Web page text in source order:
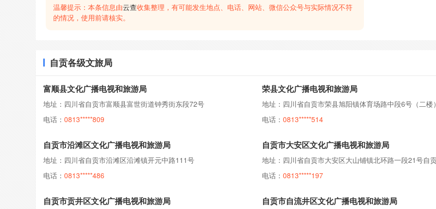
温馨提示：本条信息由云查收集整理，有可能发生地点、电话、网站、微信公众号与实际情况不符
的情况，使用前请核实。
自贡各级文旅局
富顺县文化广播电视和旅游局
地址：四川省自贡市富顺县富世街道钟秀街东段72号
电话： 0813*****809
荣县文化广播电视和旅游局
地址：四川省自贡市荣县旭阳镇体育场路中段6号（二楼）
电话： 0813*****514
自贡市沿滩区文化广播电视和旅游局
地址：四川省自贡市沿滩区沿滩镇开元中路111号
电话： 0813*****486
自贡市大安区文化广播电视和旅游局
电话： 0813*****197
自贡市贡井区文化广播电视和旅游局 自贡市自流井区文化广播电视和旅游局